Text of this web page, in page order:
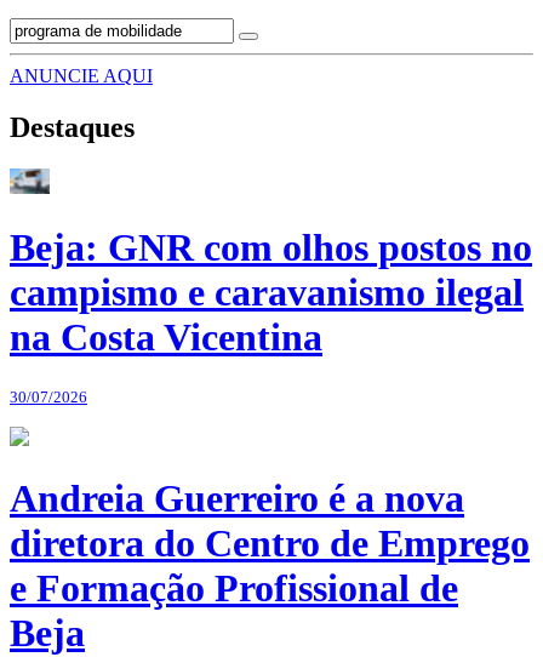
ANUNCIE AQUI
Destaques
Beja: GNR com olhos postos no
campismo e caravanismo ilegal
na Costa Vicentina
30/07/2026
Andreia Guerreiro é a nova
diretora do Centro de Emprego
e Formação Profissional de
Beja